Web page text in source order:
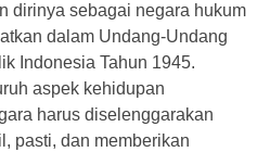
dirinya sebagai negara hukum
dalam Undang-Undang
Indonesia Tahun 1945.
aspek kehidupan
harus diselenggarakan
pasti, dan memberikan